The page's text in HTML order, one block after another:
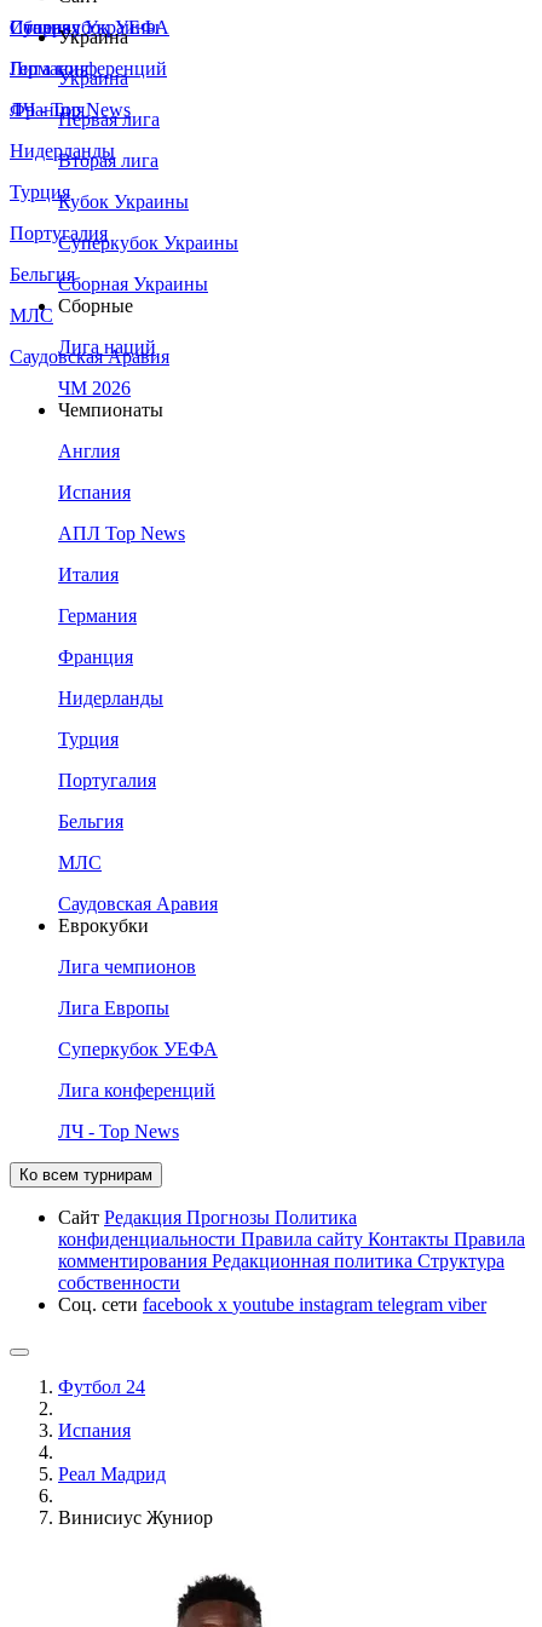
Сборная Украины
Италия
Германия
Франция
Нидерланды
Турция
Португалия
Бельгия
МЛС
Саудовская Аравия
Суперкубок УЕФА
Лига конференций
ЛЧ - Top News
Украина
Украина
Первая лига
Вторая лига
Кубок Украины
Суперкубок Украины
Сборная Украины
Сборные
Лига наций
ЧМ 2026
Чемпионаты
Англия
Испания
АПЛ Top News
Италия
Германия
Франция
Нидерланды
Турция
Португалия
Бельгия
МЛС
Саудовская Аравия
Еврокубки
Лига чемпионов
Лига Европы
Суперкубок УЕФА
Лига конференций
ЛЧ - Top News
Ко всем турнирам
Сайт Редакция Прогнозы Политика
конфиденциальности Правила сайту Контакты Правила
комментирования Редакционная политика Структура
собственности
Соц. сети facebook x youtube instagram telegram viber
Футбол 24
Испания
Реал Мадрид
Винисиус Жуниор